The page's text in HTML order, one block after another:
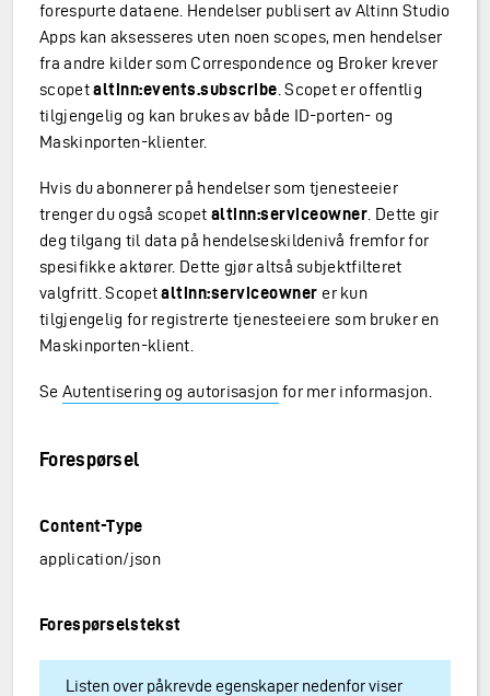
forespurte dataene. Hendelser publisert av Altinn Studio
Apps kan aksesseres uten noen scopes, men hendelser
fra andre kilder som Correspondence og Broker krever
scopetaltinn:events.subscribe . Scopet er offentlig
tilgjengelig og kan brukes av både ID-porten- og
Maskinporten-klienter.
Hvis du abonnerer på hendelser som tjenesteeier
trenger du også scopet altinn:serviceowner . Dette gir
deg tilgang til data på hendelseskildenivå fremfor for
spesifikke aktører. Dette gjør altså subjektfilteret
valgfritt. Scopetaltinn:serviceowner er kun
tilgjengelig for registrerte tjenesteeiere som bruker en
Maskinporten-klient.
Se Autentisering og autorisasjon for mer informasjon.
Forespørsel
Content-Type
application/json
Forespørselstekst
Listen over påkrevde egenskaper nedenfor viser